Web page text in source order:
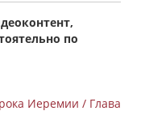
по
Иеремии / Глава